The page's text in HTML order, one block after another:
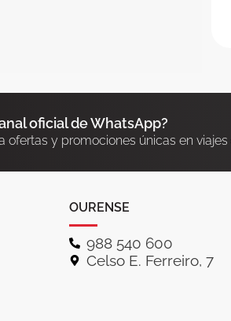
oficial de WhatsApp?
ofertas y promociones únicas en
OURENSE
988 540 600
Celso E. Ferreiro, 7